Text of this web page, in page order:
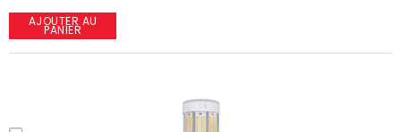
AJOUTER AU
PANIER